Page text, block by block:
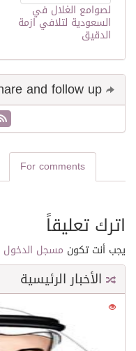
لصوامع الغلال في
السعودية لتلافي ازمة
الدقيق
For comments
اترك تعليقاً
يجب أنت تكون مسجل الدخول
الأخبار الرئيسية
21628